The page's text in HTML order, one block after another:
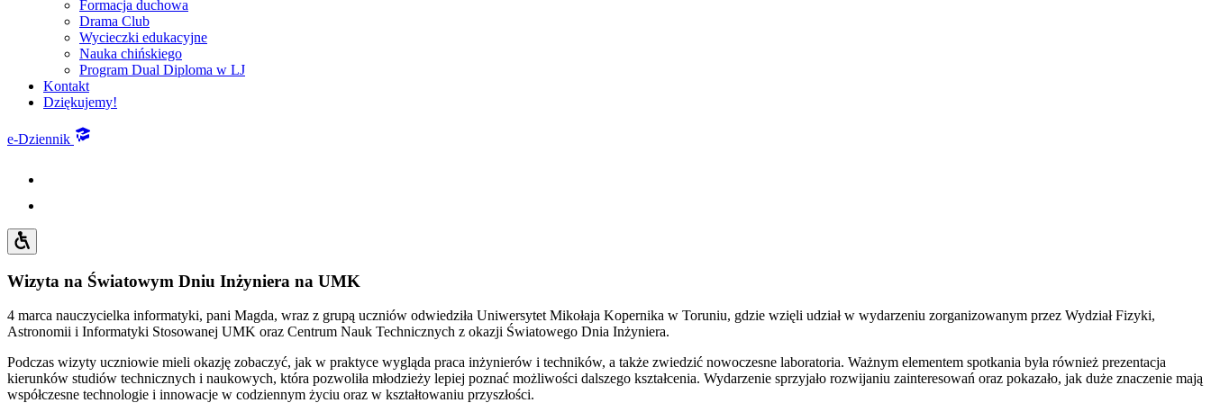
Formacja duchowa
Drama Club
Wycieczki edukacyjne
Nauka chińskiego
Program Dual Diploma w LJ
Kontakt
Dziękujemy!
e-Dziennik
Wizyta na Światowym Dniu Inżyniera na UMK
4 marca nauczycielka informatyki, pani Magda, wraz z grupą uczniów odwiedziła Uniwersytet Mikołaja Kopernika w Toruniu, gdzie wzięli udział w wydarzeniu zorganizowanym przez Wydział Fizyki,
Astronomii i Informatyki Stosowanej UMK oraz Centrum Nauk Technicznych z okazji Światowego Dnia Inżyniera.
Podczas wizyty uczniowie mieli okazję zobaczyć, jak w praktyce wygląda praca inżynierów i techników, a także zwiedzić nowoczesne laboratoria. Ważnym elementem spotkania była również prezentacja
kierunków studiów technicznych i naukowych, która pozwoliła młodzieży lepiej poznać możliwości dalszego kształcenia. Wydarzenie sprzyjało rozwijaniu zainteresowań oraz pokazało, jak duże znaczenie mają
współczesne technologie i innowacje w codziennym życiu oraz w kształtowaniu przyszłości.